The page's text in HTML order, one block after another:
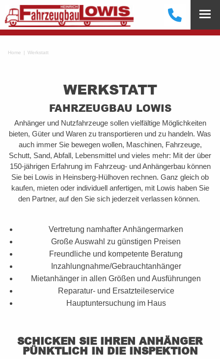
Home Werkstatt
WERKSTATT
FAHRZEUGBAU LOWIS
Anhänger und Nutzfahrzeuge sollen vielfältige Möglichkeiten
bieten, Güter und Waren zu transportieren und zu handeln. Was
auch immer Sie bewegen wollen, Maschinen, Fahrzeuge,
Schutt, Sand, Abfall, Lebensmittel und vieles mehr: Mit der über
150-jährigen Erfahrung im Fahrzeug- und Anhängerbau können
Sie bei Lowis in Heinsberg-Hülhoven rechnen. Ganz gleich ob
kaufen, mieten oder individuell anfertigen, mit Lowis haben Sie
den Partner, auf den Sie sich jederzeit verlassen können.
Vertretung namhafter Anhängermarken
Große Auswahl zu günstigen Preisen
Freundliche und kompetente Beratung
Inzahlungnahme/Gebrauchtanhänger
Mietanhänger in allen Größen und Ausführungen
Reparatur- und Ersatzteileservice
Hauptuntersuchung im Haus
SCHICKEN SIE IHREN ANHÄNGER
PÜNKTLICH IN DIE INSPEKTION